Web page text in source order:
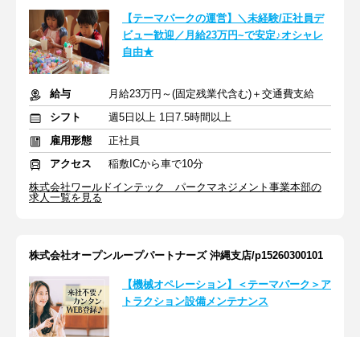
【テーマパークの運営】＼未経験/正社員デ
ビュー歓迎／月給23万円~で安定♪オシャレ
自由★
給与
月給23万円～(固定残業代含む)＋交通費支給
シフト
週5日以上 1日7.5時間以上
雇用形態
正社員
アクセス
稲敷ICから車で10分
株式会社ワールドインテック パークマネジメント事業本部の
求人一覧を見る
株式会社オープンループパートナーズ 沖縄支店/p15260300101
【機械オペレーション】＜テーマパーク＞ア
トラクション設備メンテナンス